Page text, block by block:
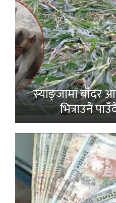
स्याङ्जामा बाँदर
भित्राउनै